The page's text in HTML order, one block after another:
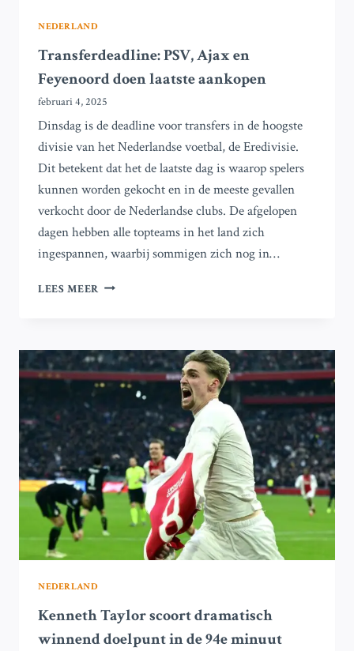
NEDERLAND
Transferdeadline: PSV, Ajax en
Feyenoord doen laatste aankopen
februari 4, 2025
Dinsdag is de deadline voor transfers in de hoogste
divisie van het Nederlandse voetbal, de Eredivisie.
Dit betekent dat het de laatste dag is waarop spelers
kunnen worden gekocht en in de meeste gevallen
verkocht door de Nederlandse clubs. De afgelopen
dagen hebben alle topteams in het land zich
ingespannen, waarbij sommigen zich nog in…
LEES MEER TRANSFERDEADLINE:
FEYENOORD
DOEN
LAATSTE
AANKOPEN
NEDERLAND
Kenneth Taylor scoort dramatisch
winnend doelpunt in de 94e minuut